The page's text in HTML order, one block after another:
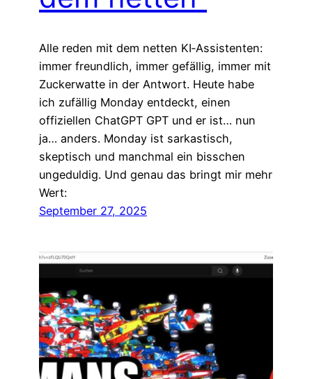
Alle reden mit dem netten KI‑Assistenten:
immer freundlich, immer gefällig, immer mit
Zuckerwatte in der Antwort. Heute habe
ich zufällig Monday entdeckt, einen
offiziellen ChatGPT GPT und er ist… nun
ja… anders. Monday ist sarkastisch,
skeptisch und manchmal ein bisschen
ungeduldig. Und genau das bringt mir mehr
Wert:
September 27, 2025